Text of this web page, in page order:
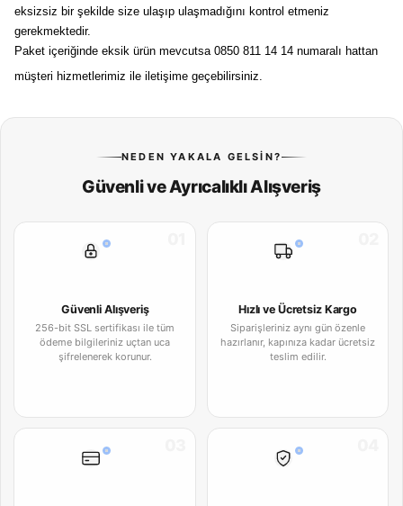
eksizsiz bir şekilde size ulaşıp ulaşmadığını kontrol etmeniz
gerekmektedir.
Paket içeriğinde eksik ürün mevcutsa 0850 811 14 14 numaralı hattan
müşteri hizmetlerimiz ile iletişime geçebilirsiniz.
NEDEN YAKALA GELSIN?
Güvenli ve Ayrıcalıklı Alışveriş
Güvenli Alışveriş
256-bit SSL sertifikası ile tüm
ödeme bilgileriniz uçtan uca
şifrelenerek korunur.
Hızlı ve Ücretsiz Kargo
Siparişleriniz aynı gün özenle
hazırlanır, kapınıza kadar ücretsiz
teslim edilir.